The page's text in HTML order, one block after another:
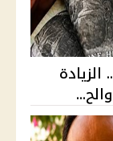
موعد صرف مرتبات أغسطس 2026.. الزيادة